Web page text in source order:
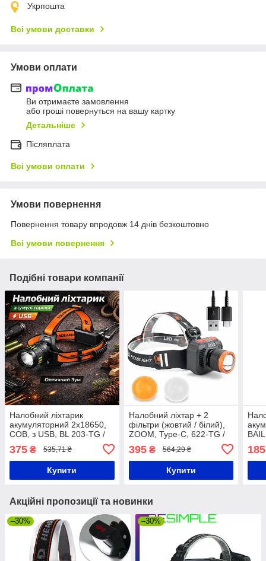
Укрпошта
Всі умови доставки
Умови оплати
Ви отримаєте замовлення
або гроші повернуться на вашу картку
Детальніше
Післяплата
Всі умови оплати
Умови повернення
Повернення товару впродовж 14 днів безкоштовно
Всі умови повернення
Подібні товари компанії
Налобний ліхтарик
акумуляторний 2x18650,
COB, з USB, BL 203-TG /
Ліхтар на голову / Ліхтарик
на лоб
375 ₴ 535,71 ₴
Купити
Налобний ліхтар + 2
фільтри (жовтий / білий),
ZOOM, Type-C, 622-TG /
Акумуляторний ліхтарик
на голову / Ліхтар на лоб
395₴ 564,29 ₴
Купити
185
Акційні пропозиції та новинки
–30% –30%